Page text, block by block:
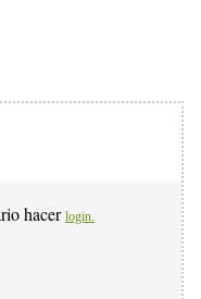
hacer login.